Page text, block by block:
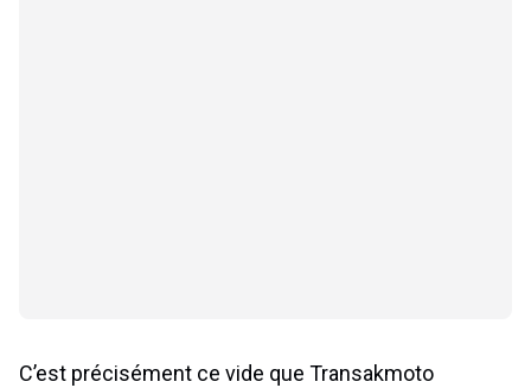
C’est précisément ce vide que Transakmoto